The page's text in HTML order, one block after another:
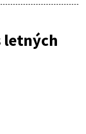
letných